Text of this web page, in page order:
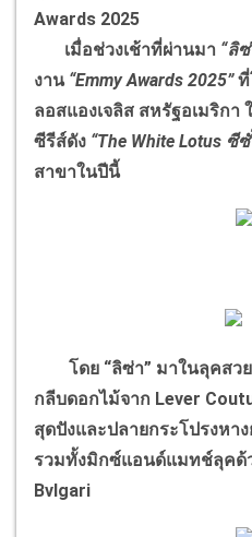
Awards 2025
เมื่อช่วงเช้าที่ผ่านมา “ลิซ่
งาน “Emmy Awards 2025”ที่
ลอสแองเจลิส สหรัฐอเมริก
ซีรีส์ดัง “The White Lotus ซี
สาขาในปีนี้
โดย “ลิซ่า” มาในลุคสว
กลีบดอกไม้จาก Lever
สุดปังและปลายกระโปรงหา
รวมทั้งมิกซ์แอนด์แมทช์ลุคด้
Bvlgari